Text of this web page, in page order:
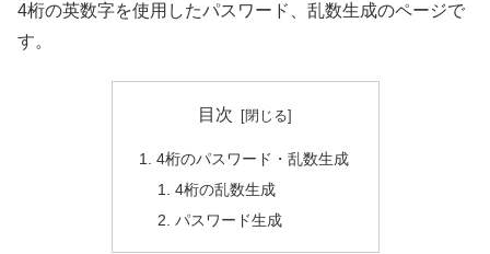
4桁の英数字を使用したパスワード、乱数生成のページで
す。
目次
4桁のパスワード・乱数生成
4桁の乱数生成
パスワード生成